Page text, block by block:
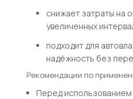
снижает затраты на
увеличенных
подходит для
надёжность без
Рекомендации по
Перед использованием